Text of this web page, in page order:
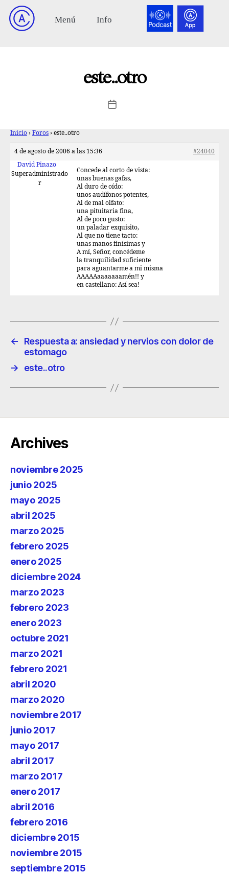
este..otro
Inicio › Foros › este..otro
4 de agosto de 2006 a las 15:36
#24040
David Pinazo
Superadministrado
r
Concede al corto de vista:
unas buenas gafas,
Al duro de oído:
unos audífonos potentes,
Al de mal olfato:
una pituitaria fina,
Al de poco gusto:
un paladar exquisito,
Al que no tiene tacto:
unas manos finísimas y
A mí, Señor, concédeme
la tranquilidad suficiente
para aguantarme a mi misma
AAAAAaaaaaaamén!! y
en castellano: Así sea!
←
Respuesta a: ansiedad y nervios con dolor de
estomago
→
este..otro
Archives
noviembre 2025
junio 2025
mayo 2025
abril 2025
marzo 2025
febrero 2025
enero 2025
diciembre 2024
marzo 2023
febrero 2023
enero 2023
octubre 2021
marzo 2021
febrero 2021
abril 2020
marzo 2020
noviembre 2017
junio 2017
mayo 2017
abril 2017
marzo 2017
enero 2017
abril 2016
febrero 2016
diciembre 2015
noviembre 2015
septiembre 2015